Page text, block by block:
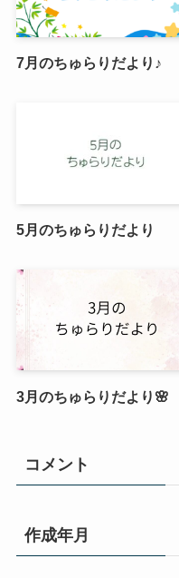
7月のちゅらりだより♪
5月のちゅらりだより
3月のちゅらりだより🌸
コメント
作成年月